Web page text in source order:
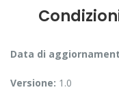
Data di
Versione: 1.0